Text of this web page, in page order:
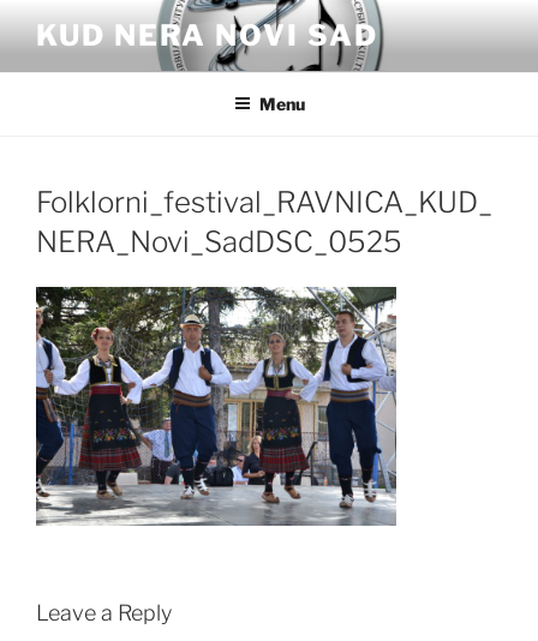
content
KUD NERA NOVI SAD
Menu
Folklorni_festival_RAVNICA_KUD_
NERA_Novi_SadDSC_0525
Leave a Reply